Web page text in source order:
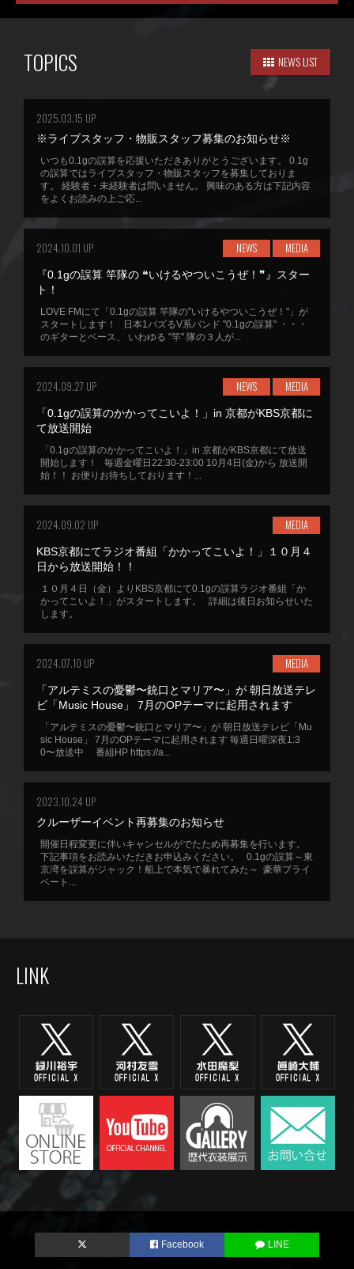
TOPICS NEWS LIST
2025.03.15 UP
※ライブスタッフ・物販スタッフ募集のお知らせ※
いつも0.1gの誤算を応援いただきありがとうございます。 0.1g
の誤算ではライブスタッフ・物販スタッフを募集しておりま
す。 経験者・未経験者は問いません。 興味のある方は下記内容
をよくお読みの上ご応...
2024.10.01 UP NEWS MEDIA
『0.1gの誤算 竿隊の ❝いけるやついこうぜ！❞』スター
ト！
LOVE FMにて「0.1gの誤算 竿隊の"いけるやついこうぜ！"」が
スタートします！ 日本1バズるV系バンド "0.1gの誤算" ・・・
のギターとベース、 いわゆる "竿" 隊の３人が...
2024.09.27 UP NEWS MEDIA
「0.1gの誤算のかかってこいよ！」in 京都がKBS京都に
て放送開始
「0.1gの誤算のかかってこいよ！」in 京都がKBS京都にて放送
開始します！ 毎週金曜日22:30-23:00 10月4日(金)から 放送開
始！！ お便りお待ちしております！...
2024.09.02 UP MEDIA
KBS京都にてラジオ番組「かかってこいよ！」１０月４
日から放送開始！！
１０月４日（金）よりKBS京都にて0.1gの誤算ラジオ番組「か
かってこいよ！」がスタートします。 詳細は後日お知らせいた
します。
2024.07.10 UP MEDIA
「アルテミスの憂鬱〜銃口とマリア〜」が 朝日放送テレ
ビ「Music House」 7月のOPテーマに起用されます
「アルテミスの憂鬱〜銃口とマリア〜」が 朝日放送テレビ「Mu
sic House」 7月のOPテーマに起用されます 毎週日曜深夜1:3
0〜放送中 番組HP https://a...
2023.10.24 UP
クルーザーイベント再募集のお知らせ
開催日程変更に伴いキャンセルがでたため再募集を行います。
下記事項をお読みいただきお申込みください。 0.1gの誤算～東
京湾を誤算がジャック！船上で本気で暴れてみた～ 豪華プライ
ベート...
LINK
Facebook LINE